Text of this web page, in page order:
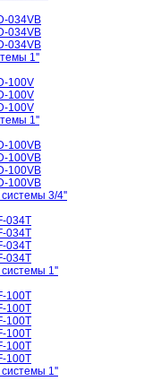
034VB
034VB
034VB
1''
100V
100V
100V
1''
100VB
100VB
100VB
100VB
3/4''
034T
034T
034T
034T
1''
100T
100T
100T
100T
100T
100T
1''